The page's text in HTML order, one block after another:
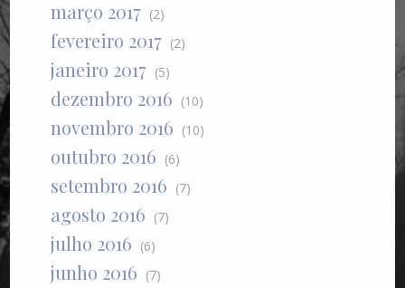
março 2017 (2)
fevereiro 2017 (2)
janeiro 2017 (5)
dezembro 2016 (10)
novembro 2016 (10)
outubro 2016 (6)
setembro 2016 (7)
agosto 2016 (7)
julho 2016 (6)
junho 2016 (7)